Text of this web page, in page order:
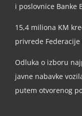
i poslovnice Banke
15,4 miliona KM
privrede Federacije
Odluka o izboru
javne nabavke
putem otvorenog